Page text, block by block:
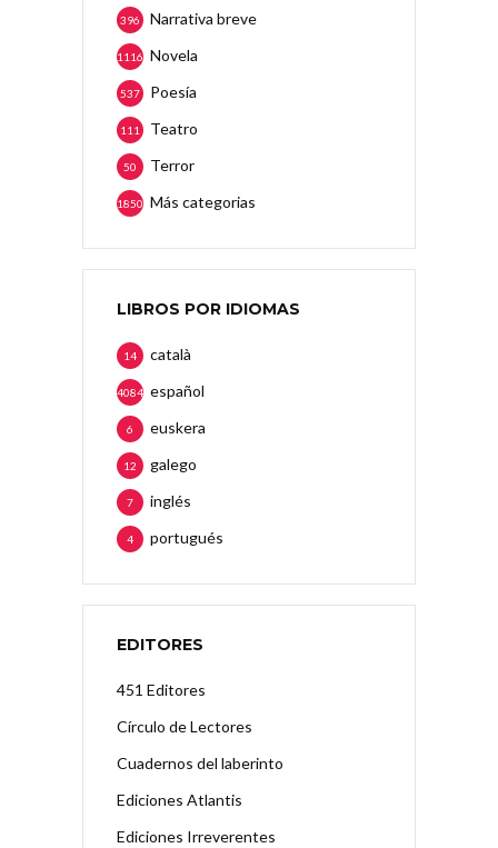
Narrativa breve
396
Novela
1116
Poesía
537
Teatro
111
Terror
50
Más categorias
1850
LIBROS POR IDIOMAS
català
14
español
4084
euskera
6
galego
12
inglés
7
portugués
4
EDITORES
451 Editores
Círculo de Lectores
Cuadernos del laberinto
Ediciones Atlantis
Ediciones Irreverentes